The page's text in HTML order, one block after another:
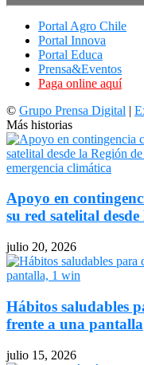
Portal Agro Chile
Portal Innova
Portal Educa
Prensa&Eventos
Paga online aquí
© Grupo Prensa Digital |
Más historias
Apoyo en
su red satelital
julio 20, 2026
Hábitos saludables
frente a una pantalla
julio 15, 2026